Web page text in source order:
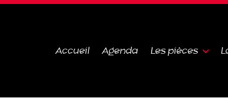
Accueil Agenda Les pièces